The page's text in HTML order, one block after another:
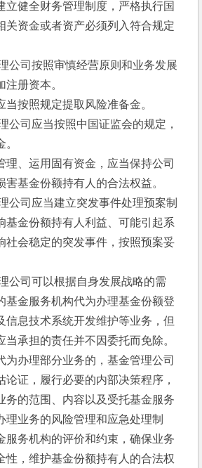
立健全财务管理制度，严格执行国
关资金或者资产必须列入符合规定
公司按照审慎经营原则和业务发展
册资本。
按照规定提取风险准备金。
公司应当按照中国证监会的规定，
、运用固有资金，应当保持公司
害基金份额持有人的合法权益。
公司应当建立突发事件处理预案制
基金份额持有人利益、可能引起系
社会稳定的突发事件，按照预案妥
公司可以根据自身发展战略的需
基金服务机构代为办理基金份额登
信息技术系统开发维护等业务，但
当承担的责任并不因委托而免除。
为办理部分业务的，基金管理公司
论证，履行必要的内部决策程序，
务的范围、内容以及受托基金服务
理业务的风险管理和应急处理制
服务机构的评价和约束，确保业务
性，维护基金份额持有人的合法权